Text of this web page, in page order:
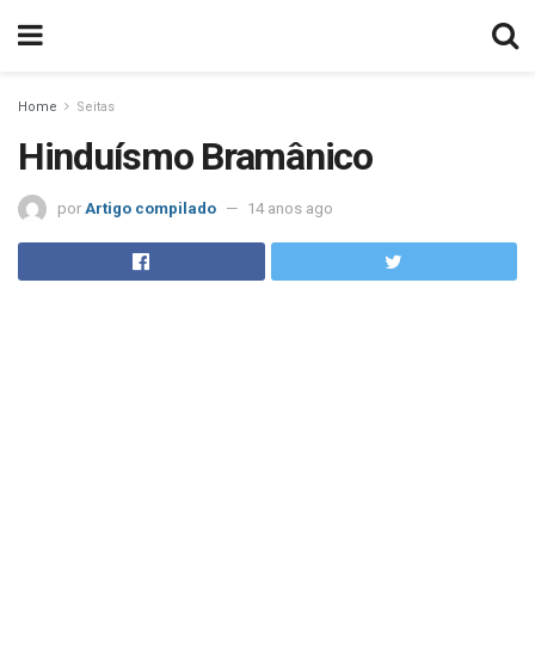
Home Seitas
Hinduísmo Bramânico
por Artigo compilado 14 anos ago